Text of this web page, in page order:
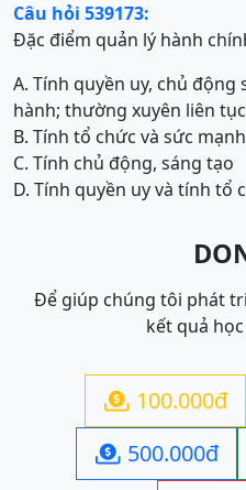
Câu hỏi 539173:
Đặc điểm quản lý hành
A. Tính quyền uy, chủ
hành; thường xuyên liên tục
B. Tính tổ chức và sức
C. Tính chủ động, sáng tạo
D. Tính quyền uy và tính tổ
Để giúp chúng tôi phát
kết quả
 100.000đ
 500.000đ